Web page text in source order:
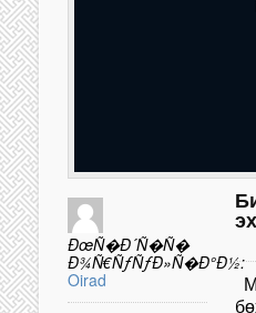
ÐœÑ�Ð´Ñ�Ñ�
Ð¾Ñ€ÑƒÑƒÐ»Ñ�Ð°Ð½:
Oirad